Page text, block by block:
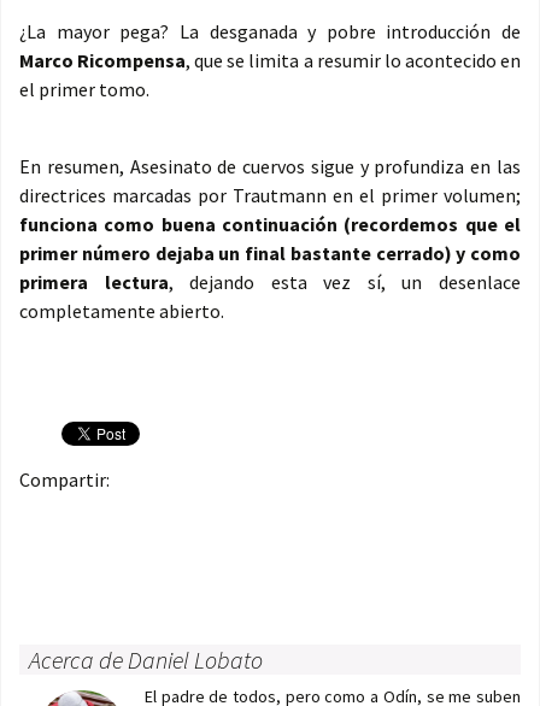
¿La mayor pega? La desganada y pobre introducción de
Marco Ricompensa, que se limita a resumir lo acontecido en
el primer tomo.
En resumen, Asesinato de cuervos sigue y profundiza en las
directrices marcadas por Trautmann en el primer volumen;
funciona como buena continuación (recordemos que el
primer número dejaba un final bastante cerrado) y como
primera lectura, dejando esta vez sí, un desenlace
completamente abierto.
Compartir:
Acerca de Daniel Lobato
El padre de todos, pero como a Odín, se me suben